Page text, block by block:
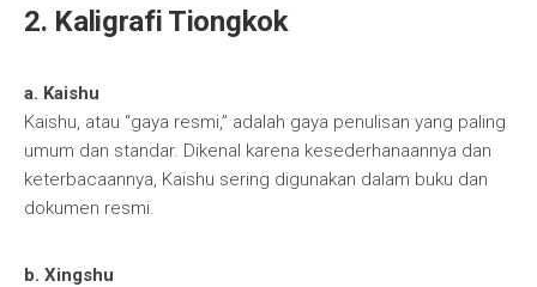
2. Kaligrafi Tiongkok
a. Kaishu
Kaishu, atau “gaya resmi,” adalah gaya penulisan yang paling
umum dan standar. Dikenal karena kesederhanaannya dan
keterbacaannya, Kaishu sering digunakan dalam buku dan
dokumen resmi.
b. Xingshu